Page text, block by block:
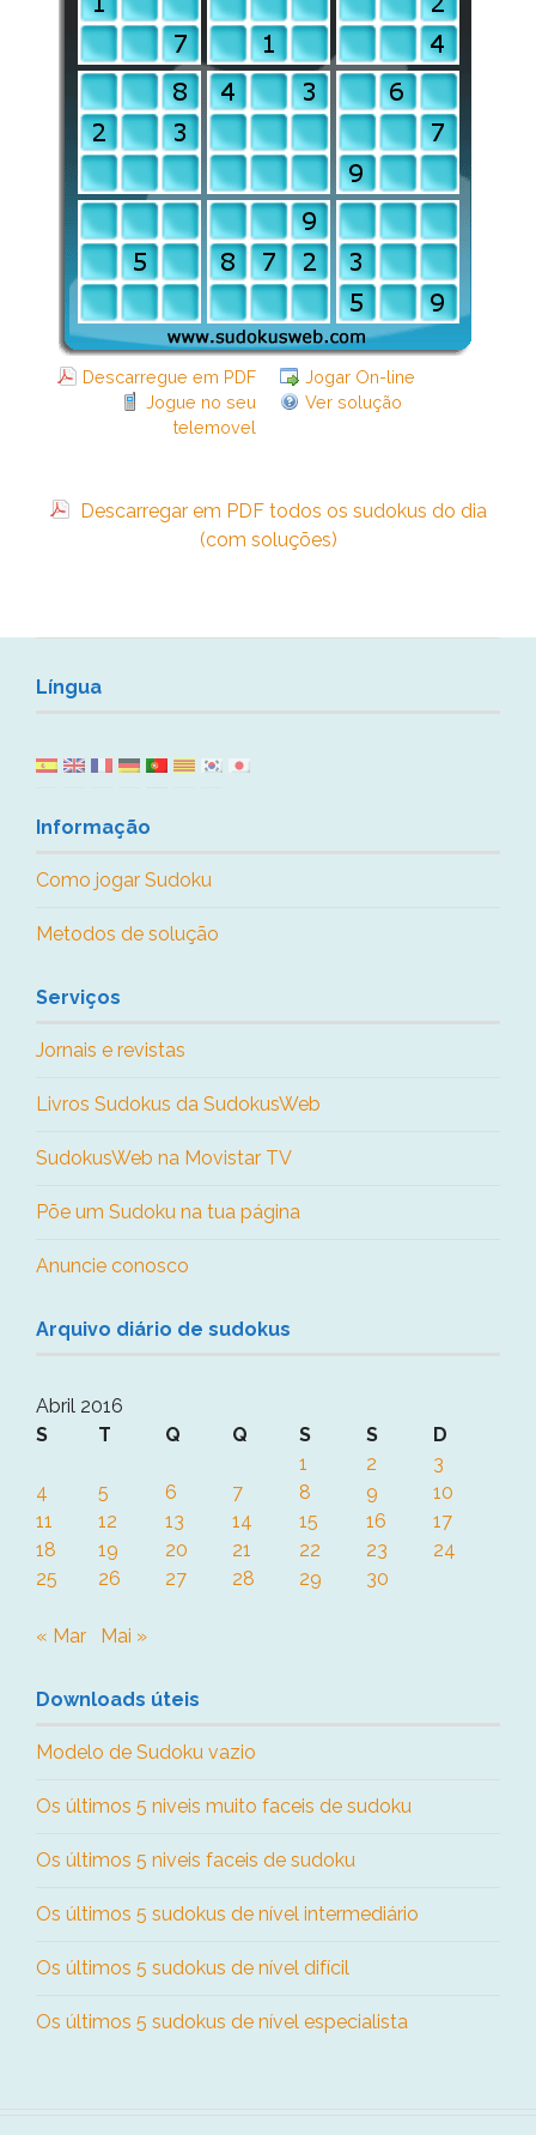
Descarregue em PDF
Jogar On-line
Jogue no seu
telemovel
Ver solução
Descarregar em PDF todos os sudokus do dia
(com soluções)
Língua
Informação
Como jogar Sudoku
Metodos de solução
Serviços
Jornais e revistas
Livros Sudokus da SudokusWeb
SudokusWeb na Movistar TV
Põe um Sudoku na tua página
Anuncie conosco
Arquivo diário de sudokus
Abril 2016
S
T Q Q S S
D
1
2
3
4
5 6 7 8 9
10
11
12 13 14 15 16
17
18
19 20 21 22 23
24
25
26 27 28 29 30
« Mar Mai »
Downloads úteis
Modelo de Sudoku vazio
Os últimos 5 niveis muito faceis de sudoku
Os últimos 5 niveis faceis de sudoku
Os últimos 5 sudokus de nível intermediário
Os últimos 5 sudokus de nível difícil
Os últimos 5 sudokus de nível especialista